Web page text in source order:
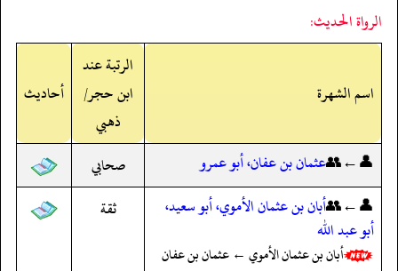
الرواة الحديث:
اسم الشهرة
الرتبة عند
ابن حجر/
ذهبي
أحاديث
👤←👥عثمان بن عفان، أبو عمرو
صحابي
👤←👥أبان بن عثمان الأموي، أبو سعيد،
أبو عبد الله
أبان بن عثمان الأموي ← عثمان بن عفان
ثقة